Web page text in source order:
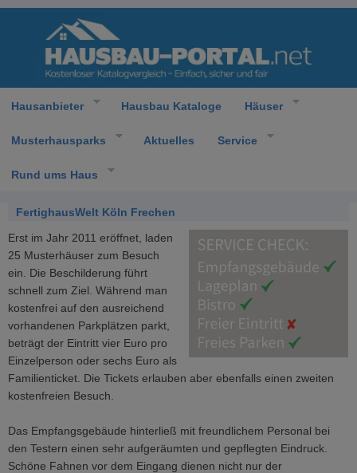
Hausanbieter Hausbau Kataloge Häuser
Musterhausparks Aktuelles Service
Rund ums Haus
FertighausWelt Köln Frechen
Erst im Jahr 2011 eröffnet, laden
25 Musterhäuser zum Besuch
ein. Die Beschilderung führt
schnell zum Ziel. Während man
kostenfrei auf den ausreichend
vorhandenen Parkplätzen parkt,
beträgt der Eintritt vier Euro pro
Einzelperson oder sechs Euro als
Familienticket. Die Tickets erlauben aber ebenfalls einen zweiten
kostenfreien Besuch.
Das Empfangsgebäude hinterließ mit freundlichem Personal bei
den Testern einen sehr aufgeräumten und gepflegten Eindruck.
Schöne Fahnen vor dem Eingang dienen nicht nur der